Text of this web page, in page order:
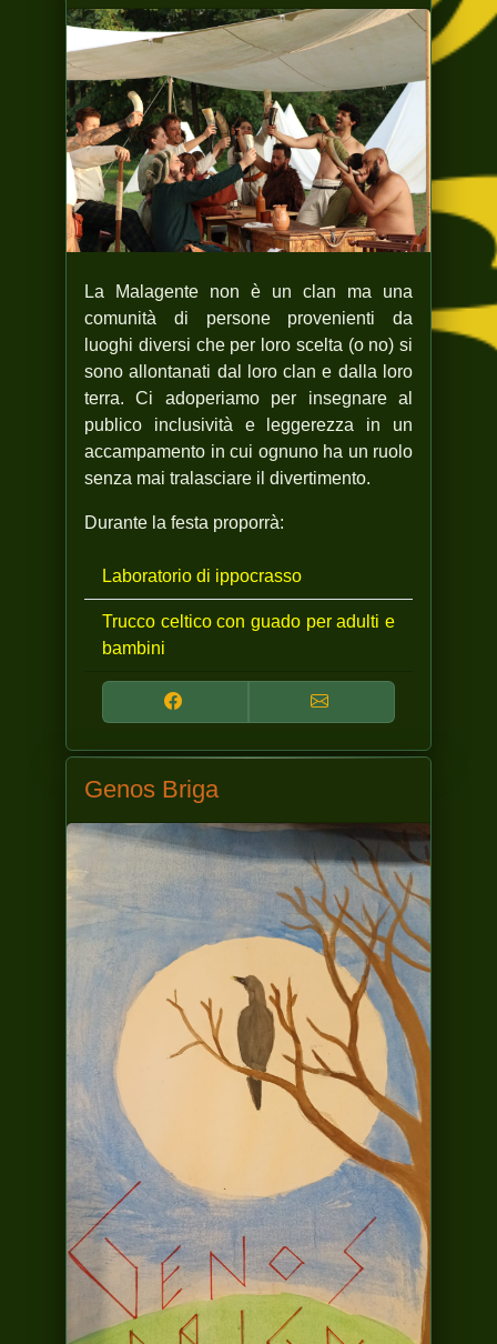
La Malagente non è un clan ma una
comunità di persone provenienti da
luoghi diversi che per loro scelta (o no) si
sono allontanati dal loro clan e dalla loro
terra. Ci adoperiamo per insegnare al
publico inclusività e leggerezza in un
accampamento in cui ognuno ha un ruolo
senza mai tralasciare il divertimento.
Durante la festa proporrà:
Laboratorio di ippocrasso
Trucco celtico con guado per adulti e
bambini
Genos Briga